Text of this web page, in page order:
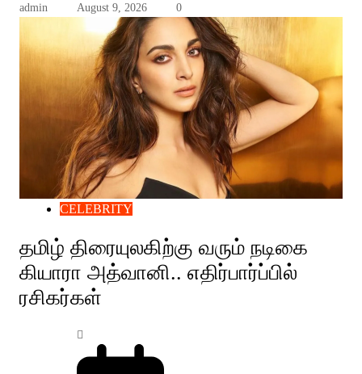
admin August 9, 2026 0
CELEBRITY
தமிழ் திரையுலகிற்கு வரும் நடிகை
கியாரா அத்வானி.. எதிர்பார்ப்பில்
ரசிகர்கள்